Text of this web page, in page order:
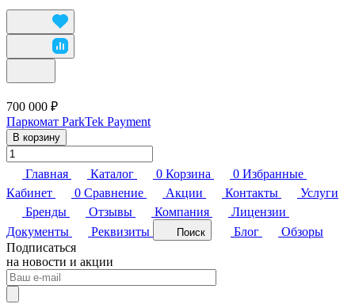
700 000 ₽
Паркомат ParkTek Payment
В корзину
Главная Каталог 0 Корзина 0 Избранные
Кабинет
0 Сравнение Акции Контакты
Услуги
Бренды
Отзывы Компания
Лицензии
Документы
Реквизиты Поиск Блог
Обзоры
Подписаться
на новости и акции